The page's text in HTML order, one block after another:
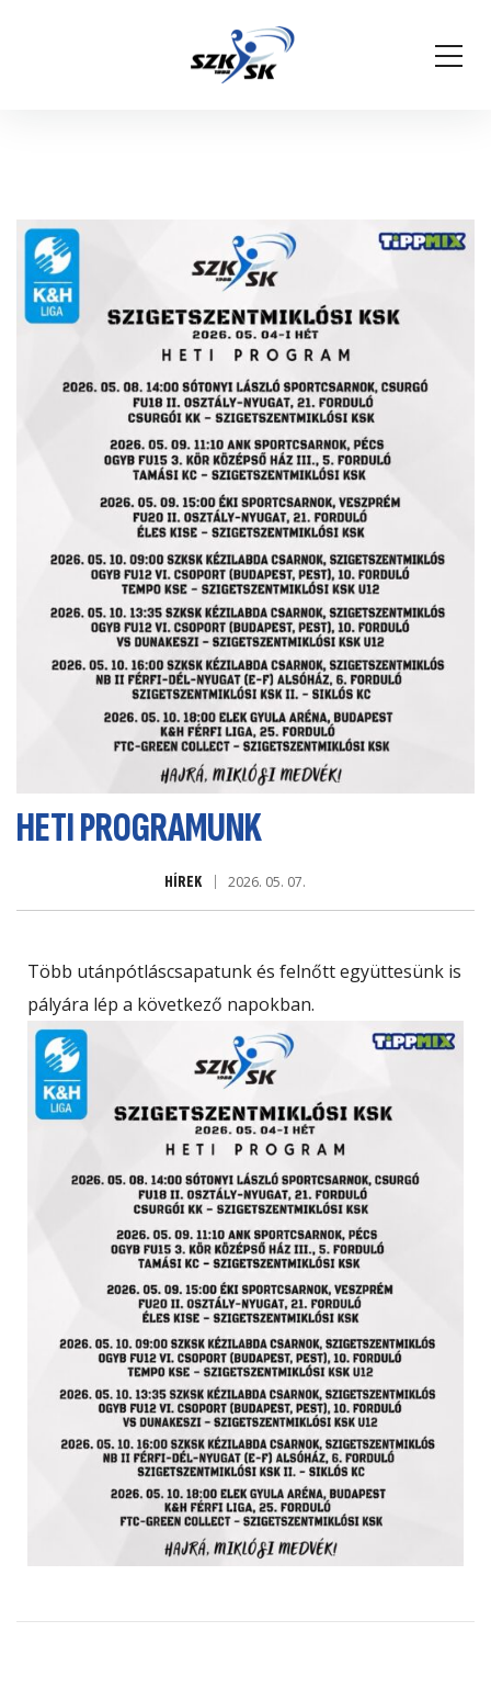
HETI PROGRAMUNK
HÍREK 2026. 05. 07.
Több utánpótláscsapatunk és felnőtt együttesünk is
pályára lép a következő napokban.